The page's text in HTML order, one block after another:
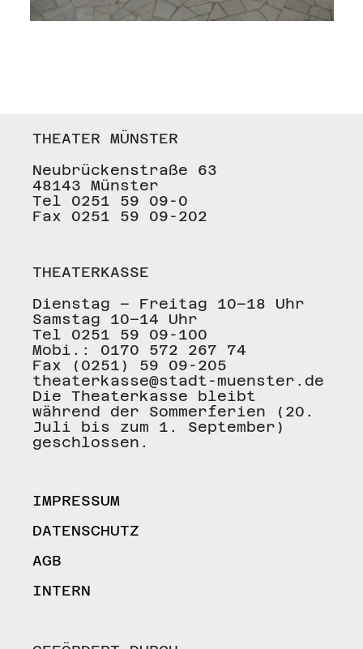
THEATER MÜNSTER
Neubrückenstraße 63
48143 Münster
Tel 0251 59 09-0
Fax 0251 59 09-202
THEATERKASSE
Dienstag – Freitag 10–18 Uhr
Samstag 10–14 Uhr
Tel 0251 59 09-100
Mobi.: 0170 572 267 74
Fax (0251) 59 09-205
theaterkasse@stadt-muenster.de
Die Theaterkasse bleibt
während der Sommerferien (20.
Juli bis zum 1. September)
geschlossen.
IMPRESSUM
DATENSCHUTZ
AGB
INTERN